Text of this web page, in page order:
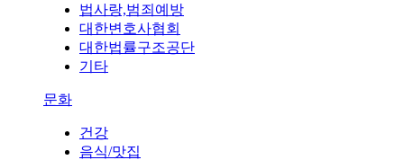
법사랑,범죄예방
대한변호사협회
대한법률구조공단
기타
문화
건강
음식/맛집